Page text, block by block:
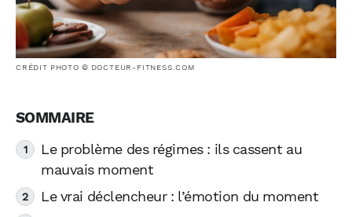
CRÉDIT PHOTO © DOCTEUR-FITNESS.COM
Le problème des régimes : ils cassent au
mauvais moment
Le vrai déclencheur : l’émotion du moment